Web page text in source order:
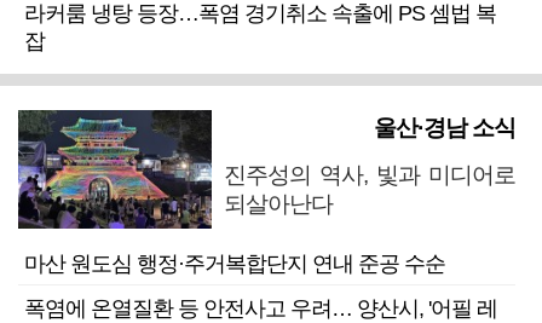
라커룸 냉탕 등장…폭염 경기취소 속출에 PS 셈법 복
잡
울산·경남 소식
진주성의 역사, 빛과 미디어로
되살아난다
마산 원도심 행정·주거복합단지 연내 준공 수순
폭염에 온열질환 등 안전사고 우려… 양산시, '어필 레